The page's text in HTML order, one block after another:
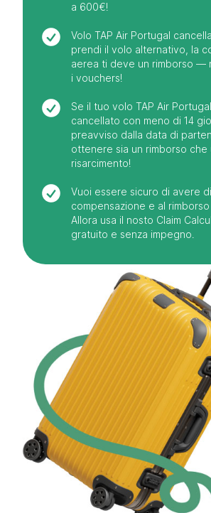
a 600€!
Volo TAP Air Portugal
prendi il volo alternativo, la
aerea ti deve un rimborso —
i vouchers!
Se il tuo volo TAP Air
cancellato con meno di 14
preavviso dalla data di
ottenere sia un rimborso che
risarcimento!
Vuoi essere sicuro di avere
compensazione e al
Allora usa il nosto Claim
gratuito e senza impegno.